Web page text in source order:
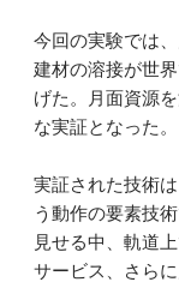
今回の実験では
建材の溶接が世
げた。月面資源
な実証となった。
実証された技術
う動作の要素技
見せる中、軌道
サービス、さら